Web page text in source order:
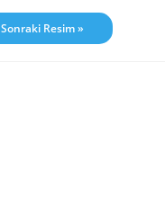
Sonraki Resim »